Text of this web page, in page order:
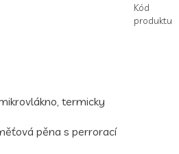
termicky
pěna s perrorací
Kód
produktu